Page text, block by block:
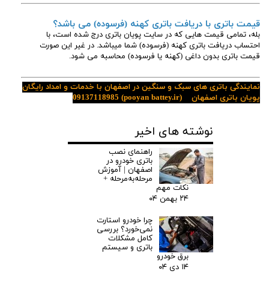
قیمت باتری با دریافت باتری کهنه (فرسوده) می باشد؟
بله، تمامی قیمت هایی که در سایت پویان باتری درج شده است، با
احتساب دریافت باتری کهنه (فرسوده) شما میباشد. در غیر این صورت
قیمت باتری بدون داغی (کهنه یا فرسوده) محاسبه می شود.
نمایندگی باتری های سبک و سنگین در اصفهان با خدمات و امداد رایگان
پویان باتری اصفهان
(pooyan battey.ir)
09137118985
نوشته های اخیر
راهنمای نصب
باتری خودرو در
اصفهان | آموزش
مرحله‌به‌مرحله +
نکات مهم
۲۴ بهمن ۰۴
چرا خودرو استارت
نمی‌خورد؟ بررسی
کامل مشکلات
باتری و سیستم
برق خودرو
۱۴ دی ۰۴